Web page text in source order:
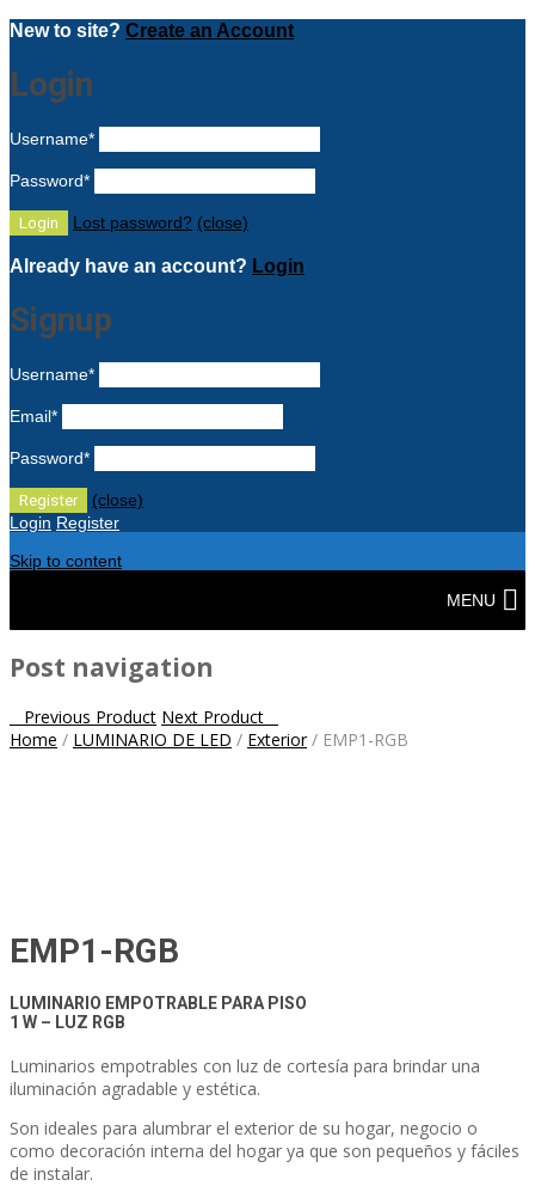
New to site? Create an Account
Login
Username*
Password*
Lost password? (close)
Already have an account? Login
Signup
Username*
Email*
Password*
(close)
Login Register
Skip to content
MENU
Post navigation
Previous Product Next Product
Home / LUMINARIO DE LED / Exterior/ EMP1-RGB
EMP1-RGB
LUMINARIO EMPOTRABLE PARA PISO
1 W – LUZ RGB
Luminarios empotrables con luz de cortesía para brindar una
iluminación agradable y estética.
Son ideales para alumbrar el exterior de su hogar, negocio o
como decoración interna del hogar ya que son pequeños y fáciles
de instalar.